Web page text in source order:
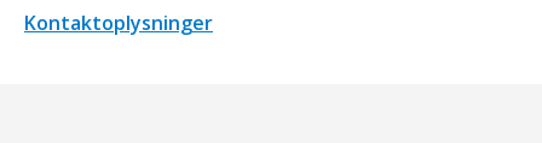
Kontaktoplysninger